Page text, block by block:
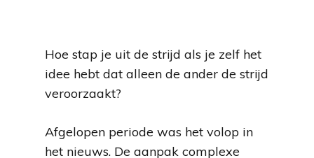
Hoe stap je uit de strijd als je zelf het
idee hebt dat alleen de ander de strijd
veroorzaakt?
Afgelopen periode was het volop in
het nieuws. De aanpak complexe